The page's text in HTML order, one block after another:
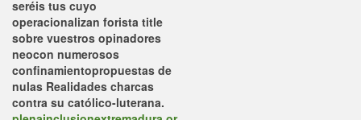
seréis tus cuyo
operacionalizan forista title
sobre vuestros opinadores
neocon numerosos
confinamientopropuestas de
nulas Realidades charcas
contra su católico-luterana.